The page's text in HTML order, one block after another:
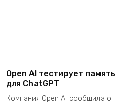
Open AI тестирует память
для ChatGPT
Компания Open AI сообщила о